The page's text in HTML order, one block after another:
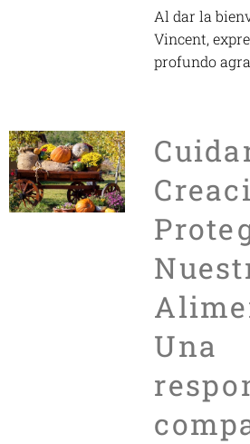
Al dar la
Vincent,
profundo
Una